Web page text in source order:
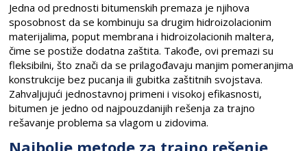
Jedna od prednosti bitumenskih premaza je njihova
sposobnost da se kombinuju sa drugim hidroizolacionim
materijalima, poput membrana i hidroizolacionih maltera,
čime se postiže dodatna zaštita. Takođe, ovi premazi su
fleksibilni, što znači da se prilagođavaju manjim pomeranjima
konstrukcije bez pucanja ili gubitka zaštitnih svojstava.
Zahvaljujući jednostavnoj primeni i visokoj efikasnosti,
bitumen je jedno od najpouzdanijih rešenja za trajno
rešavanje problema sa vlagom u zidovima.
Najbolje metode za trajno rešenje